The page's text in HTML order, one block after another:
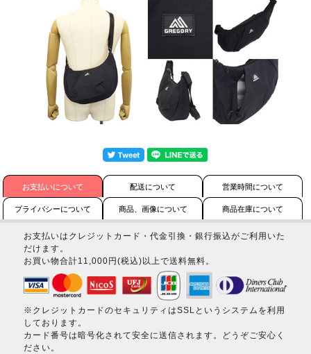
お支払いについて 配送について 営業時間について
プライバシーについて 商品、画像について 商品在庫について
お支払いはクレジットカード・代金引換・銀行振込がご利用いた
だけます。
お買い物合計11,000円(税込)以上で送料無料。
※クレジットカードのセキュリティはSSLというシステムを利用
しております。
カード番号は暗号化されて安全に送信されます。どうぞご安心く
ださい。